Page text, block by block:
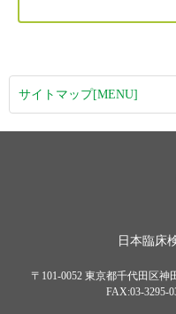
サイトマップ[MENU]
日本臨床
〒101-0052 東京都千代田区
FAX:03-3295-